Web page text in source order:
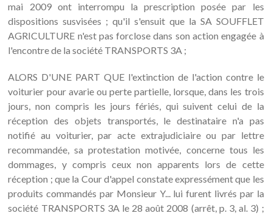
mai 2009 ont interrompu la prescription posée par les
dispositions susvisées ; qu'il s'ensuit que la SA SOUFFLET
AGRICULTURE n'est pas forclose dans son action engagée à
l'encontre de la société TRANSPORTS 3A ;
ALORS D'UNE PART QUE l'extinction de l'action contre le
voiturier pour avarie ou perte partielle, lorsque, dans les trois
jours, non compris les jours fériés, qui suivent celui de la
réception des objets transportés, le destinataire n'a pas
notifié au voiturier, par acte extrajudiciaire ou par lettre
recommandée, sa protestation motivée, concerne tous les
dommages, y compris ceux non apparents lors de cette
réception ; que la Cour d'appel constate expressément que les
produits commandés par Monsieur Y... lui furent livrés par la
société TRANSPORTS 3A le 28 août 2008 (arrêt, p. 3, al. 3) ;